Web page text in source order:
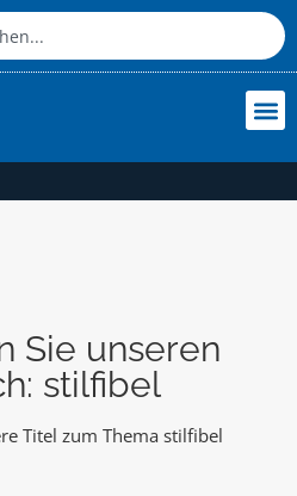
Sie unseren
stilfibel
Titel zum Thema stilfibel